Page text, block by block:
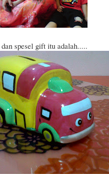
dan spesel gift itu adalah.....